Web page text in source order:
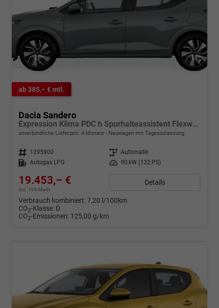
ab 385,– € mtl.
Dacia Sandero
Expression Klima PDC h Spurhalteassistent Flexwheel
unverbindliche Lieferzeit: 4 Monate Neuwagen mit Tageszulassung
Fahrzeugnr. 1295900 Getriebe Automatik
Kraftstoff Autogas LPG Leistung 90 kW (122 PS)
19.453,– €
incl. 19% MwSt.
Details
Verbrauch kombiniert:7,20 l/100km
CO2-Klasse: D
CO2-Emissionen: 125,00 g/km